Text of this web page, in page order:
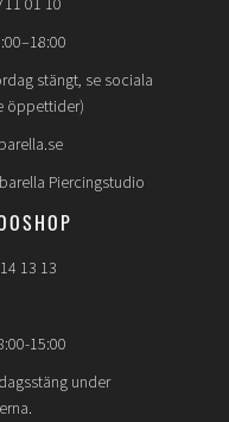
01 10
stängt, se sociala
öppettider)
Piercingstudio
13 13
15:00
under